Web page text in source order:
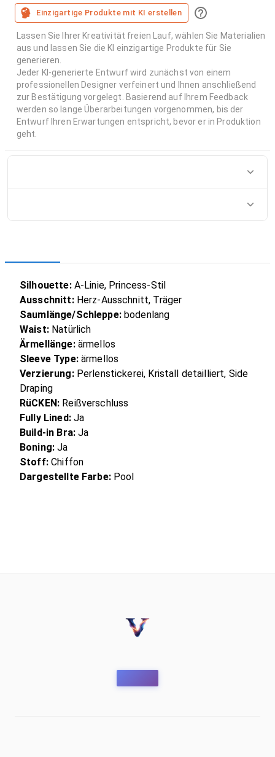
Einzigartige Produkte mit KI erstellen
Lassen Sie Ihrer Kreativität freien Lauf, wählen Sie Materialien
aus und lassen Sie die KI einzigartige Produkte für Sie
generieren.
Jeder KI-generierte Entwurf wird zunächst von einem
professionellen Designer verfeinert und Ihnen anschließend
zur Bestätigung vorgelegt. Basierend auf Ihrem Feedback
werden so lange Überarbeitungen vorgenommen, bis der
Entwurf Ihren Erwartungen entspricht, bevor er in Produktion
geht.
Silhouette:A-Linie, Princess-Stil
Ausschnitt:Herz-Ausschnitt, Träger
Saumlänge/Schleppe:bodenlang
Waist:Natürlich
Ärmellänge:ärmellos
Sleeve Type:ärmellos
Verzierung:Perlenstickerei, Kristall detailliert, Side
Draping
RüCKEN: Reißverschluss
Fully Lined:Ja
Build-in Bra:Ja
Boning: Ja
Stoff:Chiffon
Dargestellte Farbe:Pool